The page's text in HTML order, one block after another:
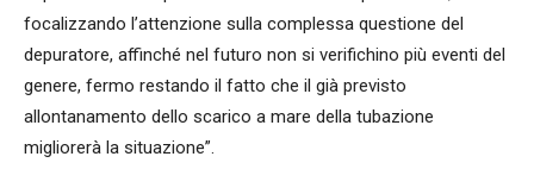
focalizzando l’attenzione sulla complessa questione del
depuratore, affinché nel futuro non si verifichino più eventi del
genere, fermo restando il fatto che il già previsto
allontanamento dello scarico a mare della tubazione
migliorerà la situazione”.